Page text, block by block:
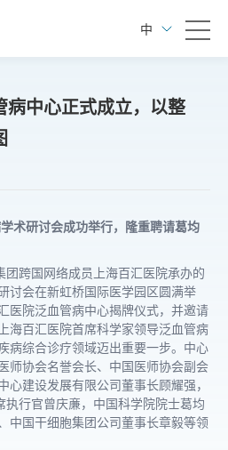
中
病中心正式成立，以整
术研讨会成功举行，隆重聘请葛均
跨国网络成员上海百汇医院承办的
讨会在新虹桥国际医学园区圆满举
医院泛血管病中心揭牌仪式，并邀请
海百汇医院首席科学家领导泛血管病
病综合诊疗领域迈出重要一步。中心
师协会名誉会长、中国医师协会副会
建设发展有限公司董事长顾耀强，
行官曾庆亷，中国科学院院士葛均
中国干细胞集团公司董事长章毅等领